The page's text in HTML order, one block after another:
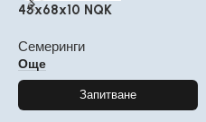
45x68x10 NQK
Семеринги
Още
Запитване